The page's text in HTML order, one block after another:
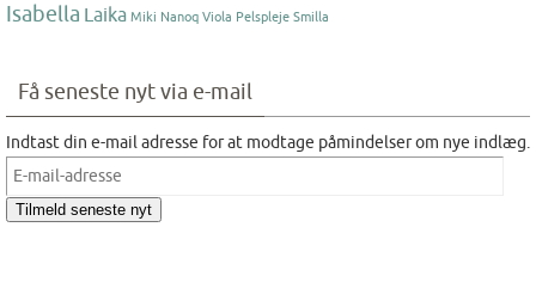
Isabella Laika Miki Nanoq Viola Pelspleje Smilla
Få seneste nyt via e-mail
Indtast din e-mail adresse for at modtage påmindelser om nye indlæg.
E-
mail-
adresse
Tilmeld seneste nyt